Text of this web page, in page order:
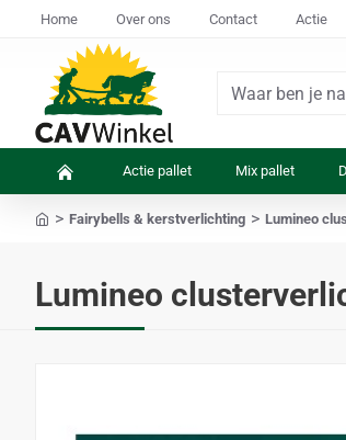
Home Over ons Contact Actie
Waar
op
Actie pallet Mix pallet
Lumineo
Fairybells & kerstverlichting Lumineo